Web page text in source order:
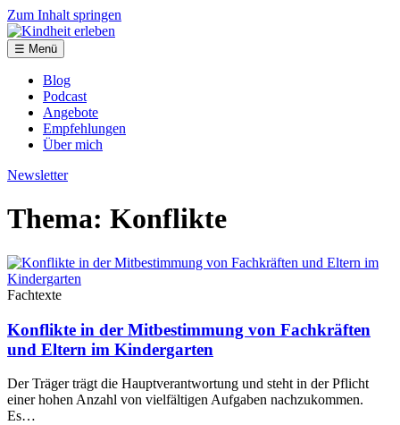
Zum Inhalt springen
☰ Menü
Blog
Podcast
Angebote
Empfehlungen
Über mich
Newsletter
Thema: Konflikte
Fachtexte
Konflikte in der Mitbestimmung von Fachkräften
und Eltern im Kindergarten
Der Träger trägt die Hauptverantwortung und steht in der Pflicht
einer hohen Anzahl von vielfältigen Aufgaben nachzukommen.
Es…